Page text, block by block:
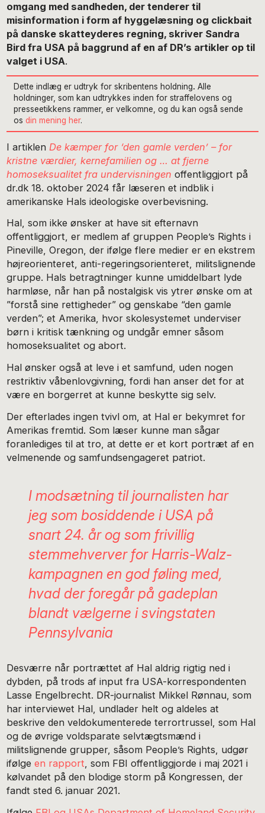
omgang med sandheden, der tenderer til
misinformation i form af hyggelæsning og clickbait
på danske skatteyderes regning, skriver Sandra
Bird fra USA på baggrund af en af DR’s artikler op til
valget i USA.
Dette indlæg er udtryk for skribentens holdning. Alle
holdninger, som kan udtrykkes inden for straffelovens og
presseetikkens rammer, er velkomne, og du kan også sende
osdin mening her.
I artiklen De kæmper for ‘den gamle verden’ – for
kristne værdier, kernefamilien og … at fjerne
homoseksualitet fra undervisningen offentliggjort på
dr.dk 18. oktober 2024 får læseren et indblik i
amerikanske Hals ideologiske overbevisning.
Hal, som ikke ønsker at have sit efternavn
offentliggjort, er medlem af gruppen People’s Rights i
Pineville, Oregon, der ifølge flere medier er en ekstrem
højreorienteret, anti-regeringsorienteret, militslignende
gruppe. Hals betragtninger kunne umiddelbart lyde
harmløse, når han på nostalgisk vis ytrer ønske om at
”forstå sine rettigheder” og genskabe “den gamle
verden”; et Amerika, hvor skolesystemet underviser
børn i kritisk tænkning og undgår emner såsom
homoseksualitet og abort.
Hal ønsker også at leve i et samfund, uden nogen
restriktiv våbenlovgivning, fordi han anser det for at
være en borgerret at kunne beskytte sig selv.
Der efterlades ingen tvivl om, at Hal er bekymret for
Amerikas fremtid. Som læser kunne man sågar
foranlediges til at tro, at dette er et kort portræt af en
velmenende og samfundsengageret patriot.
I modsætning til journalisten har
jeg som bosiddende i USA på
snart 24. år og som frivillig
stemmehverver for Harris-Walz-
kampagnen en god føling med,
hvad der foregår på gadeplan
blandt vælgerne i svingstaten
Pennsylvania
Desværre når portrættet af Hal aldrig rigtig ned i
dybden, på trods af input fra USA-korrespondenten
Lasse Engelbrecht. DR-journalist Mikkel Rønnau, som
har interviewet Hal, undlader helt og aldeles at
beskrive den veldokumenterede terrortrussel, som Hal
og de øvrige voldsparate selvtægtsmænd i
militslignende grupper, såsom People’s Rights, udgør
ifølgeen rapport, som FBI offentliggjorde i maj 2021 i
kølvandet på den blodige storm på Kongressen, der
fandt sted 6. januar 2021.